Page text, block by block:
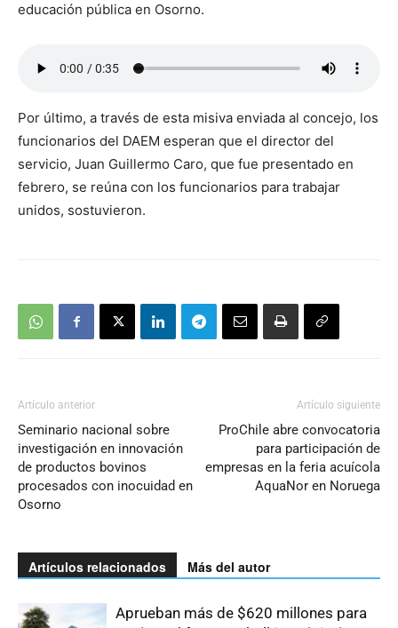
educación pública en Osorno.
Por último, a través de esta misiva enviada al concejo, los
funcionarios del DAEM esperan que el director del
servicio, Juan Guillermo Caro, que fue presentado en
febrero, se reúna con los funcionarios para trabajar
unidos, sostuvieron.
Artículo anterior
Seminario nacional sobre
investigación en innovación
de productos bovinos
procesados con inocuidad en
Osorno
Artículo siguiente
ProChile abre convocatoria
para participación de
empresas en la feria acuícola
AquaNor en Noruega
Artículos relacionados Más del autor
Aprueban más de $620 millones para